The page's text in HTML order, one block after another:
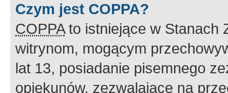
Czym jest COPPA?
COPPAto istniejące w Stanach
witrynom, mogącym
lat 13, posiadanie pisemnego
opiekunów, zezwalające na